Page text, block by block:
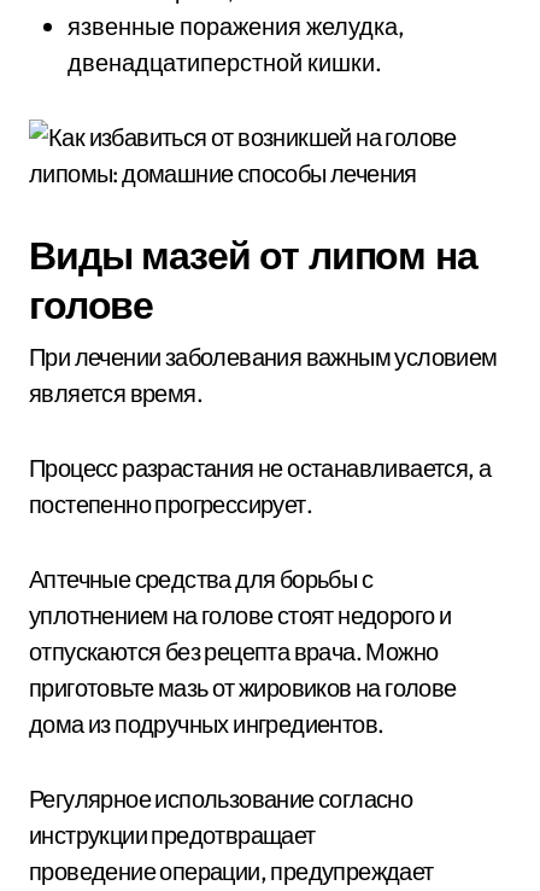
язвенные поражения желудка,
двенадцатиперстной кишки.
Виды мазей от липом на
голове
При лечении заболевания важным условием
является время.
Процесс разрастания не останавливается, а
постепенно прогрессирует.
Аптечные средства для борьбы с
уплотнением на голове стоят недорого и
отпускаются без рецепта врача. Можно
приготовьте мазь от жировиков на голове
дома из подручных ингредиентов.
Регулярное использование согласно
инструкции предотвращает
проведение операции, предупреждает